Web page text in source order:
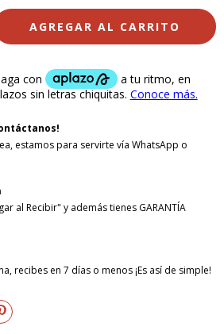
estamos para servirte vía WhatsApp o
al Recibir" y además tienes GARANTÍA
recibes en 7 días o menos ¡Es así de simple!